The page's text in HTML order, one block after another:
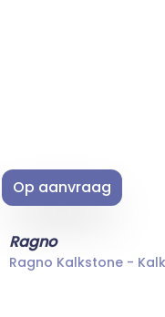
Op aanvraag
Ragno
Ragno Kalkstone -